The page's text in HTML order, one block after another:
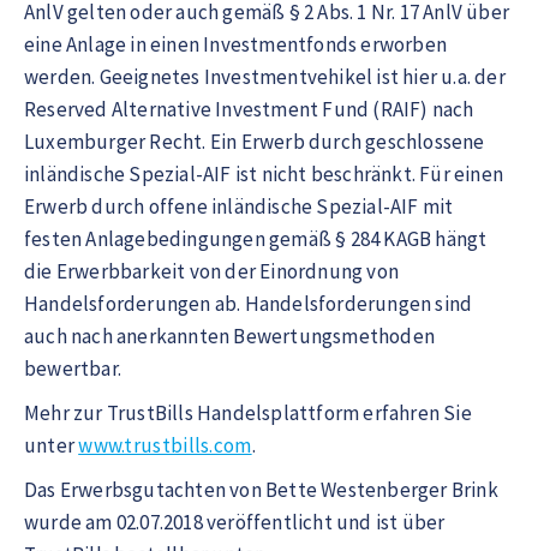
AnlV gelten oder auch gemäß § 2 Abs. 1 Nr. 17 AnlV über
eine Anlage in einen Investmentfonds erworben
werden. Geeignetes Investmentvehikel ist hier u.a. der
Reserved Alternative Investment Fund (RAIF) nach
Luxemburger Recht. Ein Erwerb durch geschlossene
inländische Spezial-AIF ist nicht beschränkt. Für einen
Erwerb durch offene inländische Spezial-AIF mit
festen Anlagebedingungen gemäß § 284 KAGB hängt
die Erwerbbarkeit von der Einordnung von
Handelsforderungen ab. Handelsforderungen sind
auch nach anerkannten Bewertungsmethoden
bewertbar.
Mehr zur TrustBills Handelsplattform erfahren Sie
unterwww.trustbills.com.
Das Erwerbsgutachten von Bette Westenberger Brink
wurde am 02.07.2018 veröffentlicht und ist über